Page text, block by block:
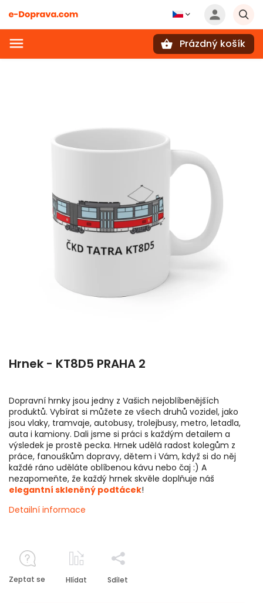
Prázdný košík
Hrnek - KT8D5 PRAHA 2
Dopravní hrnky jsou jedny z Vašich nejoblíbenějších
produktů. Vybírat si můžete ze všech druhů vozidel, jako
jsou vlaky, tramvaje, autobusy, trolejbusy, metro, letadla,
auta i kamiony. Dali jsme si práci s každým detailem a
výsledek je prostě pecka. Hrnek udělá radost kolegům z
práce, fanouškům dopravy, dětem i Vám, když si do něj
každé ráno uděláte oblíbenou kávu nebo čaj :) A
nezapomeňte, že každý hrnek skvěle doplňuje náš
elegantní skleněný podtácek!
Detailní informace
Zeptat se Hlídat Sdílet